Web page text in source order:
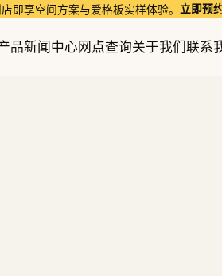
即享空间方案与爱格板实样体验。 立即预
品新闻中心网点查询关于我们联系